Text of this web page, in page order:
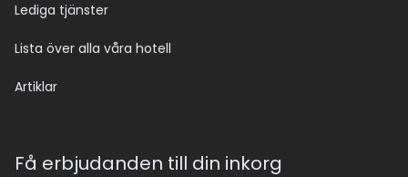
Lediga tjänster
Lista över alla våra hotell
Artiklar
Få erbjudanden till din inkorg